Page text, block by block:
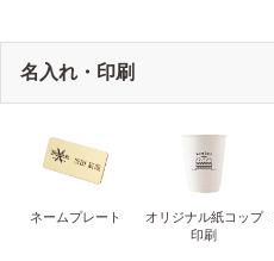
名入れ・印刷
ネームプレート
オリジナル紙コップ
印刷